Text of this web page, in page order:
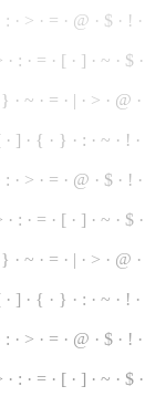
· > · = · @ · $ · !
· : · = · [ · ] · ~ · $
· ~ · = · | · > ·
· ] · { · } · : · ~ · !
: · > · = · @ · $ · !
· : · = · [ · ] · ~ · $
· ~ · = · | · > ·
] · { · } · : · ~ · !
: · > · = · @ · $ · !
· : · = · [ · ] · ~ · $